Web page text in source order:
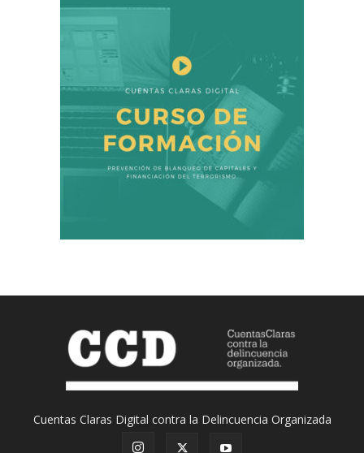
Cuentas Claras Digital contra la Delincuencia Organizada